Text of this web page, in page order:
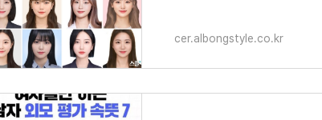
cer.albongstyle.co.kr